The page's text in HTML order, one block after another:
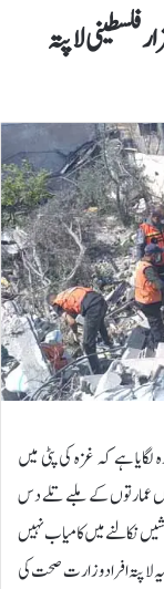
ہے کہ غزہ کی پٹی میں
عمارتوں کے ملبے تلے دس
نکالنے میں کامیاب نہیں
لاپتہ افراد وزارت صحت کی